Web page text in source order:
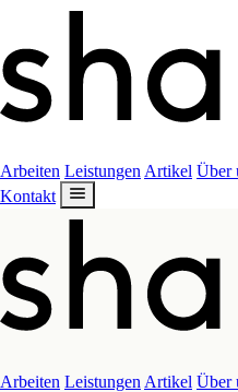
Arbeiten Leistungen Artikel Über
Kontakt
Arbeiten Leistungen Artikel Über